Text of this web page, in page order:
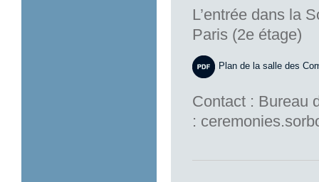
L’entrée dans la
Paris (2e étage)
Plan de la salle des
Contact : Bureau
: